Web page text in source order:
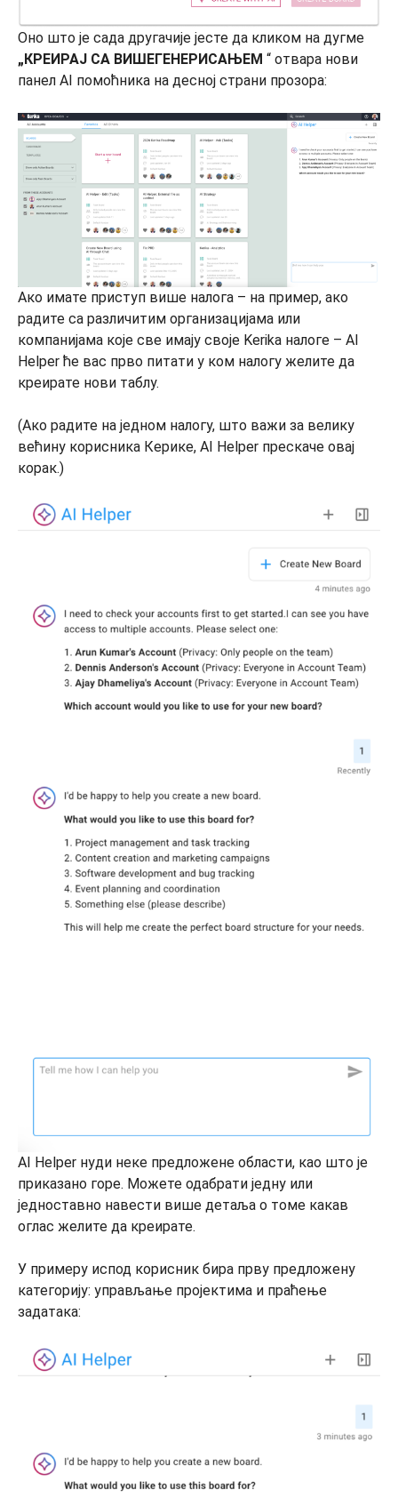
Оно што је сада другачије јесте да кликом на дугме
„КРЕИРАЈ СА ВИШЕГЕНЕРИСАЊЕМ “ отвара нови
панел AI помоћника на десној страни прозора:
Ако имате приступ више налога – на пример, ако
радите са различитим организацијама или
компанијама које све имају своје Kerika налоге – AI
Helper ће вас прво питати у ком налогу желите да
креирате нови таблу.
(Ако радите на једном налогу, што важи за велику
већину корисника Керике, AI Helper прескаче овај
корак.)
AI Helper нуди неке предложене области, као што је
приказано горе. Можете одабрати једну или
једноставно навести више детаља о томе какав
оглас желите да креирате.
У примеру испод корисник бира прву предложену
категорију: управљање пројектима и праћење
задатака: